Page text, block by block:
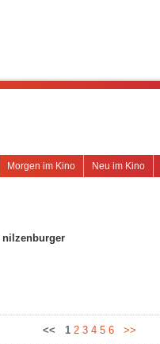
Neu im Kino
Morgen im Kino
nilzenburger
<< 1 2 3 4 5 6 >>